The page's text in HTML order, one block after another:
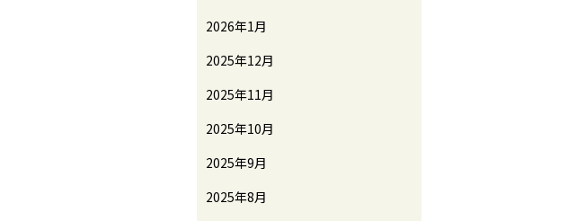
2026年1月
2025年12月
2025年11月
2025年10月
2025年9月
2025年8月